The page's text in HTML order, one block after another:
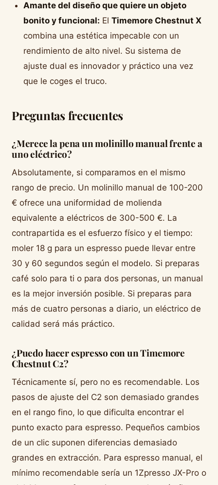
Amante del diseño que quiere un objeto
bonito y funcional: El Timemore Chestnut X
combina una estética impecable con un
rendimiento de alto nivel. Su sistema de
ajuste dual es innovador y práctico una vez
que le coges el truco.
Preguntas frecuentes
¿Merece la pena un molinillo manual frente a
uno eléctrico?
Absolutamente, si comparamos en el mismo
rango de precio. Un molinillo manual de 100-200
€ ofrece una uniformidad de molienda
equivalente a eléctricos de 300-500 €. La
contrapartida es el esfuerzo físico y el tiempo:
moler 18 g para un espresso puede llevar entre
30 y 60 segundos según el modelo. Si preparas
café solo para ti o para dos personas, un manual
es la mejor inversión posible. Si preparas para
más de cuatro personas a diario, un eléctrico de
calidad será más práctico.
¿Puedo hacer espresso con un Timemore
Chestnut C2?
Técnicamente sí, pero no es recomendable. Los
pasos de ajuste del C2 son demasiado grandes
en el rango fino, lo que dificulta encontrar el
punto exacto para espresso. Pequeños cambios
de un clic suponen diferencias demasiado
grandes en extracción. Para espresso manual, el
mínimo recomendable sería un 1Zpresso JX-Pro o